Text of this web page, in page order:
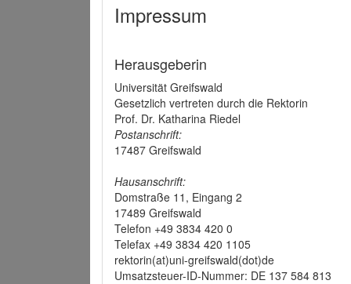
Impressum
Herausgeberin
Universität Greifswald
Gesetzlich vertreten durch die Rektorin
Prof. Dr. Katharina Riedel
Postanschrift:
17487 Greifswald
Hausanschrift:
Domstraße 11, Eingang 2
17489 Greifswald
Telefon +49 3834 420 0
Telefax +49 3834 420 1105
rektorin(at)uni-greifswald(dot)de
Umsatzsteuer-ID-Nummer: DE 137 584 813